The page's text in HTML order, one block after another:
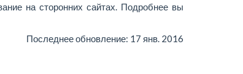
на сторонних сайтах. Подробнее вы
Последнее обновление: 17 янв. 2016